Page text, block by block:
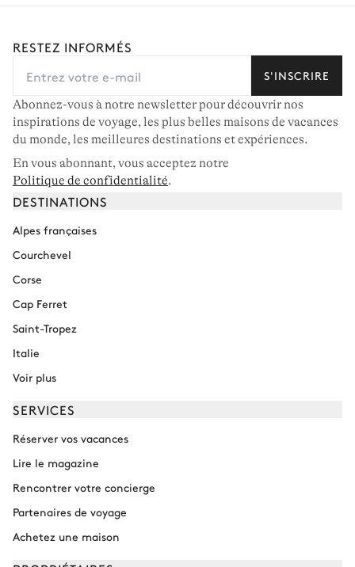
MEGÈVE & ENVIRONS
44 chalets à louer
RESTEZ INFORMÉS
S'INSCRIRE
Abonnez-vous à notre newsletter pour découvrir nos
inspirations de voyage, les plus belles maisons de vacances
du monde, les meilleures destinations et expériences.
En vous abonnant, vous acceptez notre
Politique de confidentialité.
DESTINATIONS
Alpes françaises
Courchevel
Corse
Cap Ferret
Saint-Tropez
Italie
Voir plus
SERVICES
Réserver vos vacances
Lire le magazine
Rencontrer votre concierge
Partenaires de voyage
Achetez une maison